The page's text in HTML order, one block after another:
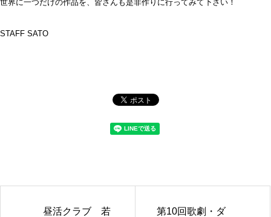
世界に一つだけの作品を、皆さんも是非作りに行ってみて下さい！
STAFF SATO
昼活クラブ 若
第10回歌劇・ダ